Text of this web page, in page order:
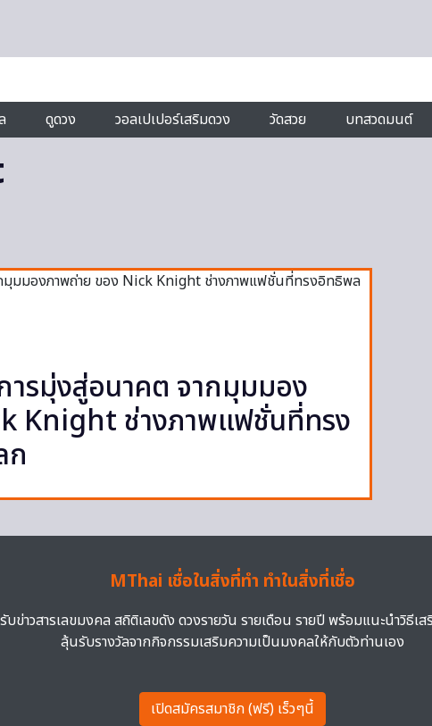
ดูดวง วอลเปเปอร์เสริมดวง วัดสวย บทสวดมนต์
ารมุ่งสู่อนาคต จากมุมมอง
Knight ช่างภาพแฟชั่นที่ทรง
ก
MThai เชื่อในสิ่งที่ทำ ทำในสิ่งที่เชื่อ
รับข่าวสารเลขมงคล สถิติเลขดัง ดวงรายวัน รายเดือน รายปี พร้อมแนะนำวิธีเส
ลุ้นรับรางวัลจากกิจกรรมเสริมความเป็นมงคลให้กับตัวท่านเอง
เปิดสมัครสมาชิก (ฟรี) เร็วๆนี้